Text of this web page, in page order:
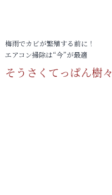
梅雨でカビが繁殖する前に！
エアコン掃除は“今”が最適
そうさくてっぱん樹々